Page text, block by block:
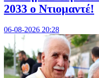
2033 ο Ντιομαντέ!
06-08-2026 20:28